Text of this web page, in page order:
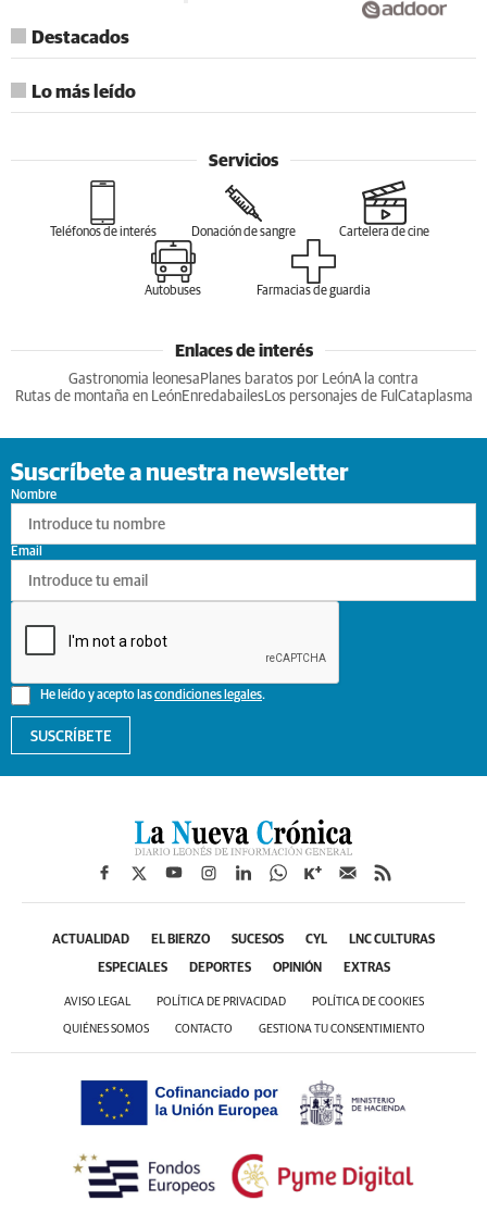
Destacados
Lo más leído
Servicios
Teléfonos de interés Donación de sangre Cartelera de cine
Autobuses Farmacias de guardia
Enlaces de interés
Gastronomia leonesa Planes baratos por LeónA la contra
Rutas de montaña en LeónEnredabailesLos personajes de Ful Cataplasma
Suscríbete a nuestra newsletter
Nombre
He leído y acepto lascondiciones legales.
Email
SUSCRÍBETE
ACTUALIDAD EL BIERZO SUCESOS CYL LNC CULTURAS
ESPECIALES DEPORTES OPINIÓN EXTRAS
AVISO LEGAL POLÍTICA DE PRIVACIDAD POLÍTICA DE COOKIES
QUIÉNES SOMOS CONTACTO GESTIONA TU CONSENTIMIENTO